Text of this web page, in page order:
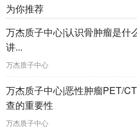
为你推荐
万杰质子中心|认识骨肿瘤是什
讲...
万杰质子中心
万杰质子中心|恶性肿瘤PET/
查的重要性
万杰质子中心